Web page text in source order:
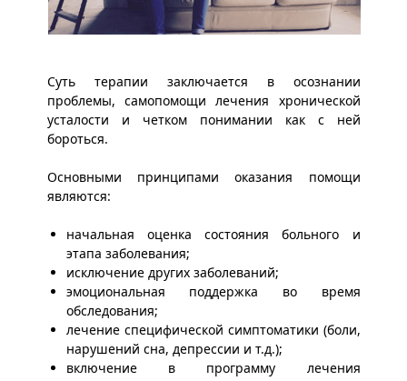
Суть терапии заключается в осознании
проблемы, самопомощи лечения хронической
усталости и четком понимании как с ней
бороться.
Основными принципами оказания помощи
являются:
начальная оценка состояния больного и
этапа заболевания;
исключение других заболеваний;
эмоциональная поддержка во время
обследования;
лечение специфической симптоматики (боли,
нарушений сна, депрессии и т.д.);
включение в программу лечения